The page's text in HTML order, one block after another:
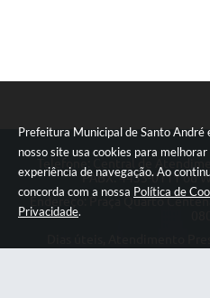
Prefeitura Municipal de Santo André
nosso site usa cookies para melhorar
experiência de navegação. Ao
concorda com a nossa Política de
Privacidade.
Telefone: Central de
PABX: 4433-0111 ou
Endereço: Praça Quarto
Dias úteis, Atendimento